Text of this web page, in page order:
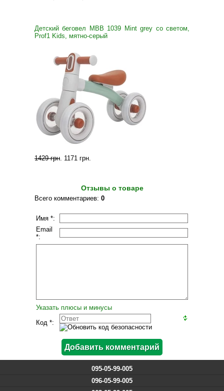
Детский беговел MBB 1039 Mint grey со светом,
Prof1 Kids, мятно-серый
1429 грн. 1171 грн.
Отзывы о товаре
Всего комментариев: 0
Имя *:
Email
*:
Указать плюсы и минусы
Код *:
095-05-99-005
096-05-99-005